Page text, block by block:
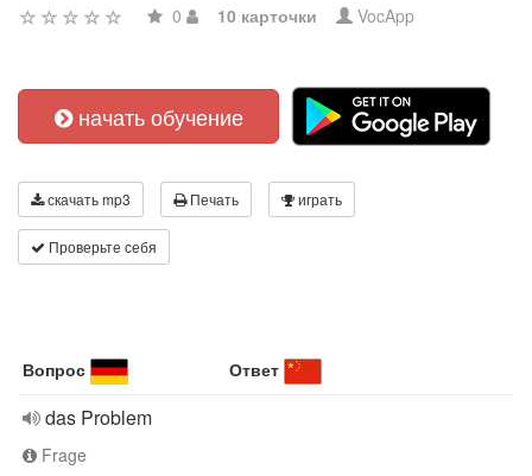
0 10 карточки VocApp
начать обучение
скачать mp3 Печать играть
Проверьте себя
Вопрос Ответ
das Problem
Frage